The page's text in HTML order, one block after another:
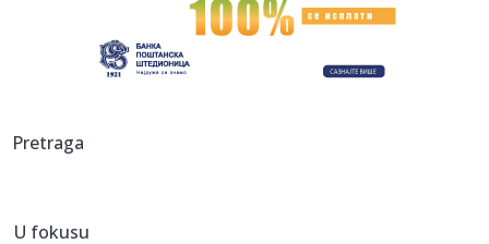
Malo ko je znao: Evo šta od škole ima Bora Santana!
07:52:Nova eskalacija na istoku: Snažan udar na Odesu;
masti?
Pretraga
U fokusu